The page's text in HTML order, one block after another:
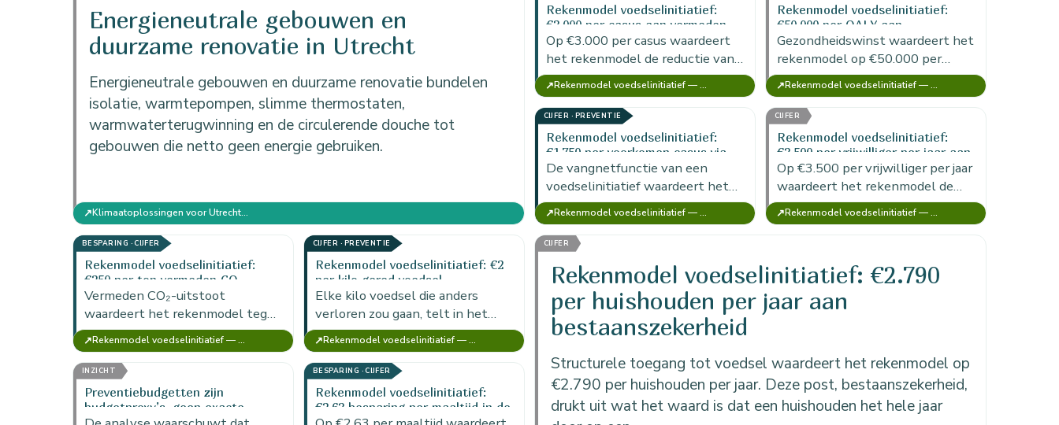
Energieneutrale gebouwen en
duurzame renovatie in Utrecht
Energieneutrale gebouwen en duurzame renovatie bundelen
isolatie, warmtepompen, slimme thermostaten,
warmwaterterugwinning en de circulerende douche tot
gebouwen die netto geen energie gebruiken.
↗ Klimaatoplossingen voor Utrecht: actieplan per sector
Rekenmodel voedselinitiatief:
€3.000 per casus aan vermeden
maatschappelijke lasten
Op €3.000 per casus waardeert
het rekenmodel de reductie van
maatschappelijke lasten: minder
formele hulp doordat een
voedselinitiatief informeel
signaleert…
↗ Rekenmodel voedselinitiatief — MKBA Food (versie voor 1 initiatief)
Rekenmodel voedselinitiatief:
€50.000 per QALY aan
gezondheidswinst
Gezondheidswinst waardeert het
rekenmodel op €50.000 per
QALY, de ZonMw-advieswaarde
voor een voor kwaliteit
gecorrigeerd levensjaar in
preventie.
↗ Rekenmodel voedselinitiatief — MKBA Food (versie voor 1 initiatief)
CIJFER · PREVENTIE
Rekenmodel voedselinitiatief:
€1.750 per voorkomen casus via
de vangnetfunctie
De vangnetfunctie van een
voedselinitiatief waardeert het
rekenmodel op €1.750 per
voorkomen casus. Het bedrag
staat voor maatschappelijke
↗ Rekenmodel voedselinitiatief — MKBA Food (versie voor 1 initiatief)
CIJFER
Rekenmodel voedselinitiatief:
€3.500 per vrijwilliger per jaar aan
activatie en ontwikkeling
Op €3.500 per vrijwilliger per jaar
waardeert het rekenmodel de
post activatie en ontwikkeling.
Dit bedrag staat voor de waarde…
↗ Rekenmodel voedselinitiatief — MKBA Food (versie voor 1 initiatief)
BESPARING · CIJFER
Rekenmodel voedselinitiatief:
€250 per ton vermeden CO₂-
uitstoot
Vermeden CO₂-uitstoot
waardeert het rekenmodel tegen
€250 per ton. Deze klimaatpost
koppelt de hoeveelheid uitstoot
die met gered voedsel en…
↗ Rekenmodel voedselinitiatief — MKBA Food (versie voor 1 initiatief)
CIJFER · PREVENTIE
Rekenmodel voedselinitiatief: €2
per kilo gered voedsel
Elke kilo voedsel die anders
verloren zou gaan, telt in het
rekenmodel voor €2. Deze post,
gered voedsel, waardeert het…
↗ Rekenmodel voedselinitiatief — MKBA Food (versie voor 1 initiatief)
CIJFER
Rekenmodel voedselinitiatief: €2.790
per huishouden per jaar aan
bestaanszekerheid
Structurele toegang tot voedsel waardeert het rekenmodel op
€2.790 per huishouden per jaar. Deze post, bestaanszekerheid,
drukt uit wat het waard is dat een huishouden het hele jaar
INZICHT
Preventiebudgetten zijn
budgetproxy’s, geen exacte
raming
BESPARING · CIJFER
Rekenmodel voedselinitiatief:
€2,63 besparing per maaltijd in de
portemonnee